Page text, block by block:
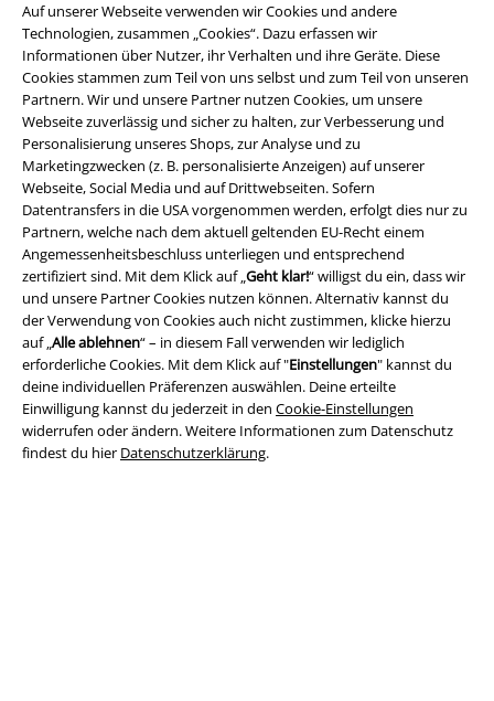
Auf unserer Webseite verwenden wir Cookies und andere
Technologien, zusammen „Cookies“. Dazu erfassen wir
Informationen über Nutzer, ihr Verhalten und ihre Geräte. Diese
Cookies stammen zum Teil von uns selbst und zum Teil von unseren
Partnern. Wir und unsere Partner nutzen Cookies, um unsere
Webseite zuverlässig und sicher zu halten, zur Verbesserung und
Personalisierung unseres Shops, zur Analyse und zu
Marketingzwecken (z. B. personalisierte Anzeigen) auf unserer
Webseite, Social Media und auf Drittwebseiten. Sofern
Datentransfers in die USA vorgenommen werden, erfolgt dies nur zu
Partnern, welche nach dem aktuell geltenden EU-Recht einem
Angemessenheitsbeschluss unterliegen und entsprechend
zertifiziert sind. Mit dem Klick auf „Geht klar!“ willigst du ein, dass wir
und unsere Partner Cookies nutzen können. Alternativ kannst du
der Verwendung von Cookies auch nicht zustimmen, klicke hierzu
auf „Alle ablehnen“ – in diesem Fall verwenden wir lediglich
erforderliche Cookies. Mit dem Klick auf "Einstellungen" kannst du
deine individuellen Präferenzen auswählen. Deine erteilte
Einwilligung kannst du jederzeit in den Cookie-Einstellungen
widerrufen oder ändern. Weitere Informationen zum Datenschutz
findest du hier Datenschutzerklärung.
Über EMP
EMP Events
Partnerprogramm
EMP Stores
Nachhaltigkeit
Jobs bei EMP